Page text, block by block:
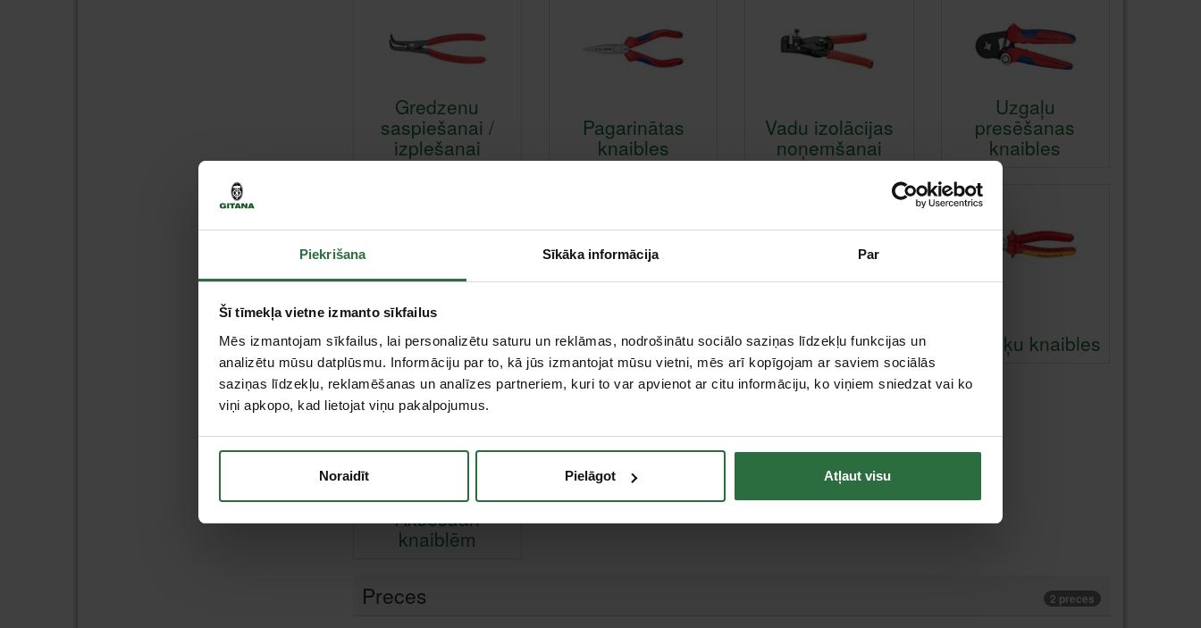
Piekrišana Sīkāka informācija Par
Šī tīmekļa vietne izmanto sīkfailus
Mēs izmantojam sīkfailus, lai personalizētu saturu un reklāmas, nodrošinātu sociālo saziņas līdzekļu funkcijas un
analizētu mūsu datplūsmu. Informāciju par to, kā jūs izmantojat mūsu vietni, mēs arī kopīgojam ar saviem sociālās
saziņas līdzekļu, reklamēšanas un analīzes partneriem, kuri to var apvienot ar citu informāciju, ko viņiem sniedzat vai ko
viņi apkopo, kad lietojat viņu pakalpojumus.
Noraidīt Pielāgot Atļaut visu
Gredzenu
saspiešanai /
izplešanai
Pagarinātas
knaibles
Vadu izolācijas
noņemšanai
Uzgaļu
presēšanas
knaibles
Pincetes knaibles Spīļknaibles Elektriķu knaibles
Aksesuāri
knaiblēm
Preces 2 preces